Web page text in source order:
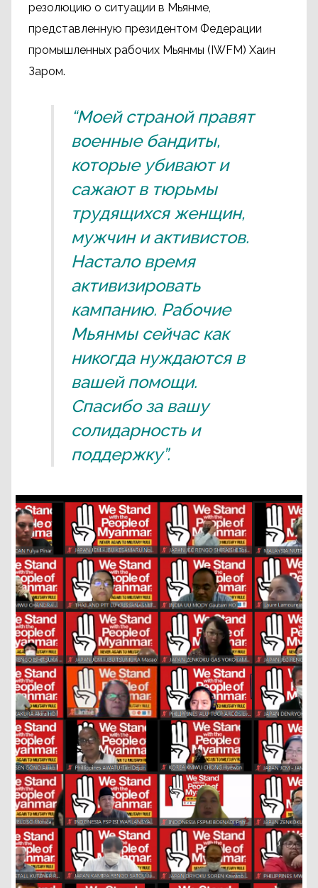
резолюцию о ситуации в Мьянме,
представленную президентом Федерации
промышленных рабочих Мьянмы (IWFM) Хаин
Заром.
“Моей страной правят
военные бандиты,
которые убивают и
сажают в тюрьмы
трудящихся женщин,
мужчин и активистов.
Настало время
активизировать
кампанию. Рабочие
Мьянмы сейчас как
никогда нуждаются в
вашей помощи.
Спасибо за вашу
солидарность и
поддержку”.